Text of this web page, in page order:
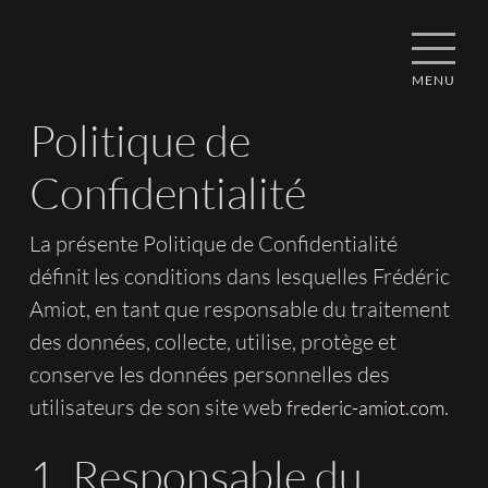
MENU
Politique de
Confidentialité
La présente Politique de Confidentialité
définit les conditions dans lesquelles Frédéric
Amiot, en tant que responsable du traitement
des données, collecte, utilise, protège et
conserve les données personnelles des
utilisateurs de son site web frederic-amiot.com.
1. Responsable du